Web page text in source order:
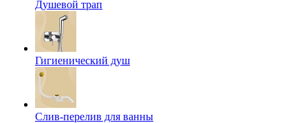
Душевой трап
Гигиенический душ
Слив-перелив для ванны